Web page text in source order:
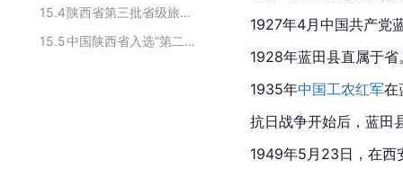
15.4
陕西省第三批省级旅游示范县创建单位
15.5
中国陕西省入选“第二批节水型社会建设达标县（区）”名单
1927年4月中国共产党
1928年蓝田县直属于省
1935年中国工农红军在
抗日战争开始后，蓝田
1949年5月23日，在西